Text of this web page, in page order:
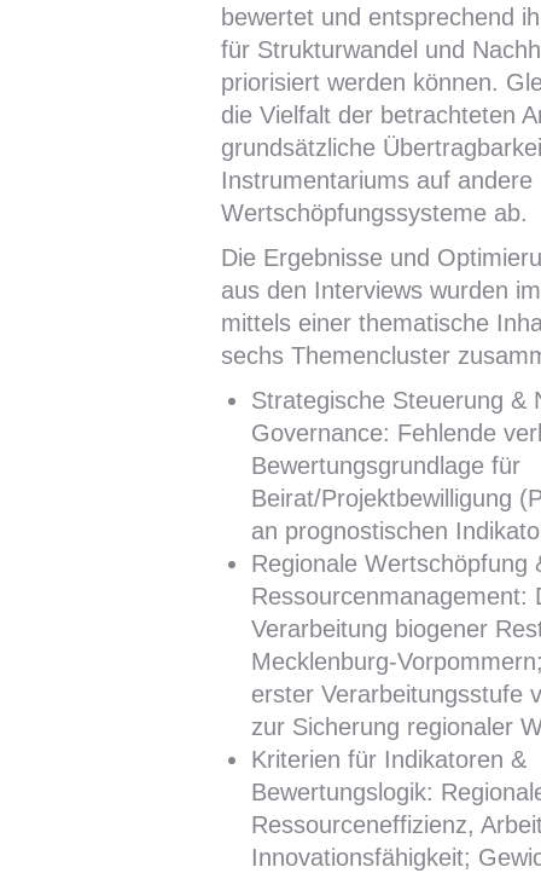
bewertet und entsprechend
für Strukturwandel und
priorisiert werden können.
die Vielfalt der betrachteten
grundsätzliche
Instrumentariums auf andere
Wertschöpfungssysteme ab.
Die Ergebnisse und
aus den Interviews wurden
mittels einer thematische
sechs Themencluster
Strategische Steuerung &
Governance: Fehlende
Bewertungsgrundlage für
Beirat/Projektbewilligung
an prognostischen
Regionale Wertschöpfung
Ressourcenmanagement:
Verarbeitung biogener
Mecklenburg-
erster Verarbeitungsstufe
zur Sicherung regionaler
Kriterien für Indikatoren &
Bewertungslogik:
Ressourceneffizienz,
Innovationsfähigkeit;